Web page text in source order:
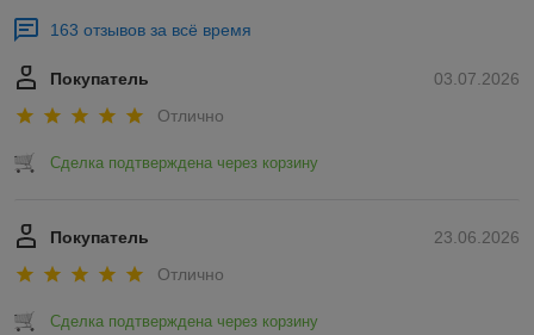
163 отзывов за всё время
03.07.2026
Покупатель
Отлично
Сделка подтверждена через корзину
23.06.2026
Покупатель
Отлично
Сделка подтверждена через корзину